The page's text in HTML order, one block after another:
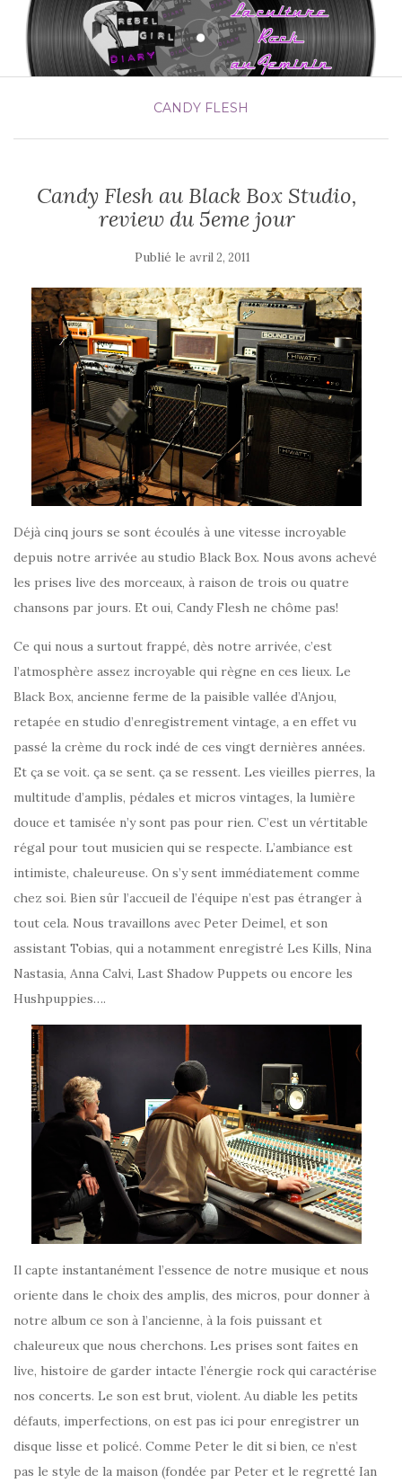
CANDY FLESH
Candy Flesh au Black Box Studio,
review du 5eme jour
Publié le avril 2, 2011
Déjà cinq jours se sont écoulés à une vitesse incroyable
depuis notre arrivée au studio Black Box. Nous avons achevé
les prises live des morceaux, à raison de trois ou quatre
chansons par jours. Et oui, Candy Flesh ne chôme pas!
Ce qui nous a surtout frappé, dès notre arrivée, c’est
l’atmosphère assez incroyable qui règne en ces lieux. Le
Black Box, ancienne ferme de la paisible vallée d’Anjou,
retapée en studio d’enregistrement vintage, a en effet vu
passé la crème du rock indé de ces vingt dernières années.
Et ça se voit. ça se sent. ça se ressent. Les vieilles pierres, la
multitude d’amplis, pédales et micros vintages, la lumière
douce et tamisée n’y sont pas pour rien. C’est un vértitable
régal pour tout musicien qui se respecte. L’ambiance est
intimiste, chaleureuse. On s’y sent immédiatement comme
chez soi. Bien sûr l’accueil de l’équipe n’est pas étranger à
tout cela. Nous travaillons avec Peter Deimel, et son
assistant Tobias, qui a notamment enregistré Les Kills, Nina
Nastasia, Anna Calvi, Last Shadow Puppets ou encore les
Hushpuppies….
Il capte instantanément l’essence de notre musique et nous
oriente dans le choix des amplis, des micros, pour donner à
notre album ce son à l’ancienne, à la fois puissant et
chaleureux que nous cherchons. Les prises sont faites en
live, histoire de garder intacte l’énergie rock qui caractérise
nos concerts. Le son est brut, violent. Au diable les petits
défauts, imperfections, on est pas ici pour enregistrer un
disque lisse et policé. Comme Peter le dit si bien, ce n’est
pas le style de la maison (fondée par Peter et le regretté Ian